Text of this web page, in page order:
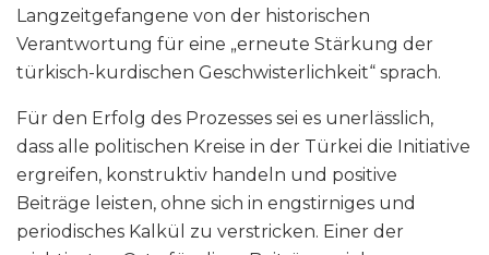
Langzeitgefangene von der historischen
Verantwortung für eine „erneute Stärkung der
türkisch-kurdischen Geschwisterlichkeit“ sprach.
Für den Erfolg des Prozesses sei es unerlässlich,
dass alle politischen Kreise in der Türkei die Initiative
ergreifen, konstruktiv handeln und positive
Beiträge leisten, ohne sich in engstirniges und
periodisches Kalkül zu verstricken. Einer der